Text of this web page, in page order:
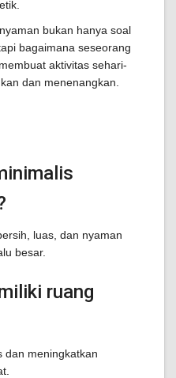
bukan hanya soal
bagaimana seseorang
aktivitas sehari-
dan menenangkan.
luas, dan nyaman
besar.
ruang
dan meningkatkan